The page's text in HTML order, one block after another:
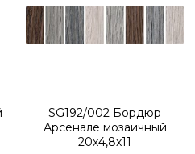
SG192/002 Бордюр
Арсенале мозаичный
20х4,8х11